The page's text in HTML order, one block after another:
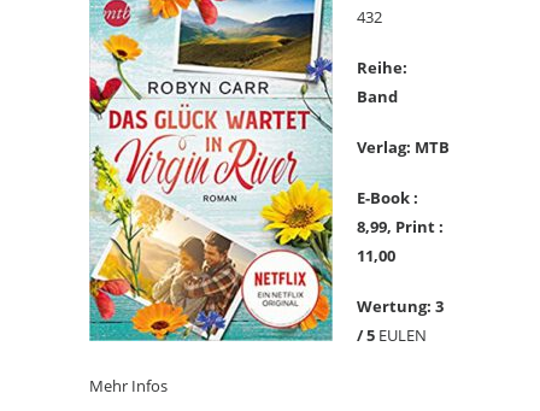
432
Reihe:
Band
Verlag: MTB
E-Book :
8,99, Print :
11,00
Wertung: 3
/ 5 EULEN
Mehr Infos